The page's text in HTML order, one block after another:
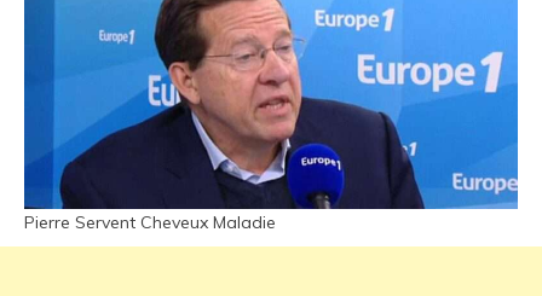
Pierre Servent Cheveux Maladie